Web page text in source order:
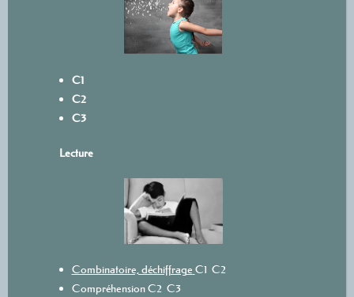
C1
C2
C3
Lecture
Combinatoire, déchiffrage C1 C2
CompréhensionC2 C3